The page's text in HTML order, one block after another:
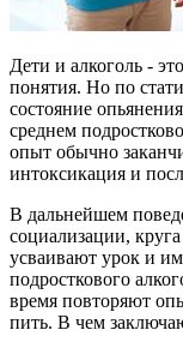
Дети и алкоголь -
понятия. Но по
состояние
среднем
опыт обычно
интоксикация и
В дальнейшем
социализации,
усваивают урок и им
подросткового
время повторяют
пить. В чем